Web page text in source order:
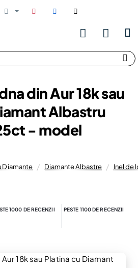
din Aur 18k sau
Albastru
- model
Diamante Diamante Albastre Inel de
1000 DE RECENZII PESTE 1100 DE RECENZII